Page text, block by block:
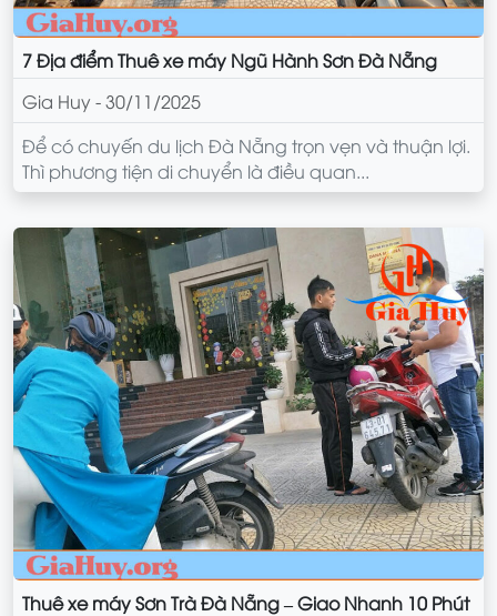
7 Địa điểm Thuê xe máy Ngũ Hành Sơn Đà Nẵng
Gia Huy - 30/11/2025
Để có chuyến du lịch Đà Nẵng trọn vẹn và thuận lợi.
Thì phương tiện di chuyển là điều quan...
Thuê xe máy Sơn Trà Đà Nẵng – Giao Nhanh 10 Phút